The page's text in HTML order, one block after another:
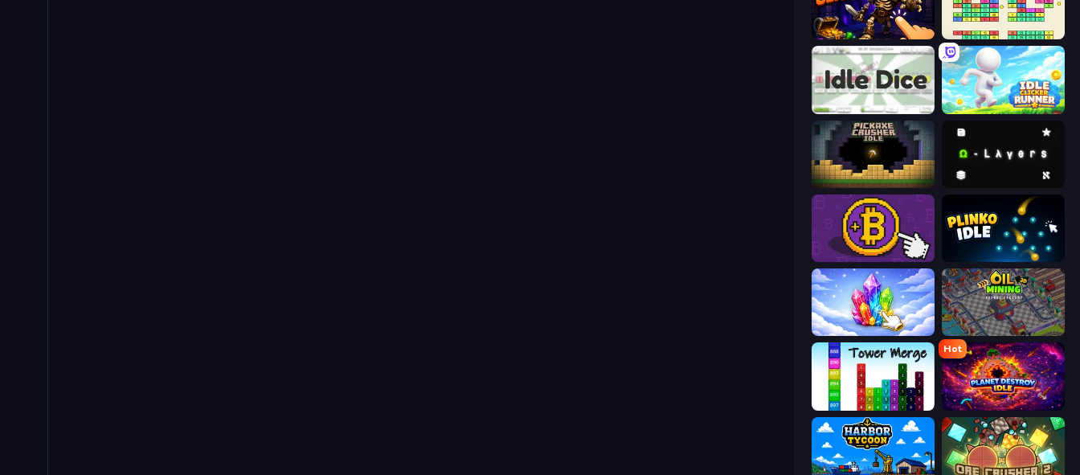
Dungeon Clicker Idle Breakout
Idle Dice Idle Clicker Runner
Pickaxe Crusher Idle Omega Layers
Money Maker Plinko Idle
Crystalia Idle Clicker Oil Mining 3D: Petrol Factory
Tower Merge
Hot
Planet Destroy Idle